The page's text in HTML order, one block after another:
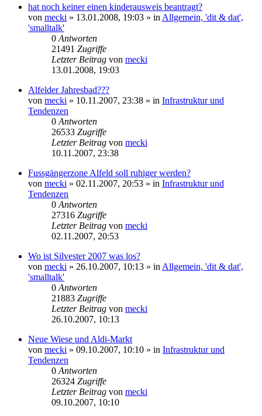
hat noch keiner einen kinderausweis beantragt?
von mecki » 13.01.2008, 19:03 » in Allgemein, 'dit & dat',
'smalltalk'
0 Antworten
21491 Zugriffe
Letzter Beitrag von mecki
13.01.2008, 19:03
Alfelder Jahresbad???
von mecki » 10.11.2007, 23:38 » in Infrastruktur und
Tendenzen
0 Antworten
26533 Zugriffe
Letzter Beitrag von mecki
10.11.2007, 23:38
Fussgängerzone Alfeld soll ruhiger werden?
von mecki » 02.11.2007, 20:53 » in Infrastruktur und
Tendenzen
0 Antworten
27316 Zugriffe
Letzter Beitrag von mecki
02.11.2007, 20:53
Wo ist Silvester 2007 was los?
von mecki » 26.10.2007, 10:13 » in Allgemein, 'dit & dat',
'smalltalk'
0 Antworten
21883 Zugriffe
Letzter Beitrag von mecki
26.10.2007, 10:13
Neue Wiese und Aldi-Markt
von mecki » 09.10.2007, 10:10 » in Infrastruktur und
Tendenzen
0 Antworten
26324 Zugriffe
Letzter Beitrag von mecki
09.10.2007, 10:10